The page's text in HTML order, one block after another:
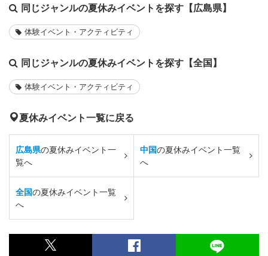
同じジャンルの夏休みイベントを探す【広島県】
体験イベント・アクティビティ
同じジャンルの夏休みイベントを探す【全国】
体験イベント・アクティビティ
夏休みイベント一覧に戻る
広島県の夏休みイベント一
覧へ
中国の夏休みイベント一覧
へ
全国の夏休みイベント一覧
へ